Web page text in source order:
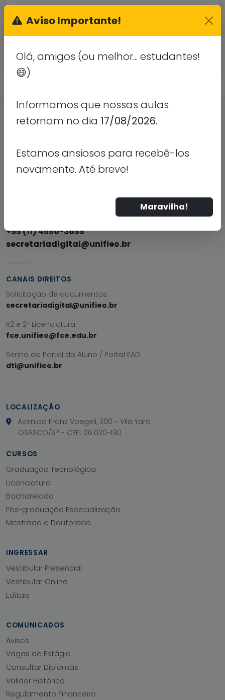
ENVIAR SOLICITAÇÃO
privacidade.
SIGA A GENTE
De segunda a sexta-feira, das 10h às 21h
+55 (11) 4550-3655
secretariadigital@unifieo.br
CANAIS DIREITOS
Solicitação de documentos:
secretariadigital@unifieo.br
R2 e 2ª Licenciatura:
fce.unifieo@fce.edu.br
Senha do Portal do Aluno / Portal EAD:
dti@unifieo.br
LOCALIZAÇÃO
Avenida Franz Voegeli, 300 - Vila Yara
OSASCO/SP - CEP: 06.020-190
CURSOS
Graduação Tecnológica
Licenciatura
Bacharelado
Pós-graduação Especialização
Mestrado e Doutorado
INGRESSAR
Vestibular Presencial
Vestibular Online
Editais
COMUNICADOS
Avisos
Vagas de Estágio
Consultar Diplomas
Validar Histórico
Regulamento Financeiro
Aviso Importante!
Olá, amigos (ou melhor... estudantes!
😄)
Informamos que nossas aulas
retornam no dia 17/08/2026.
Estamos ansiosos para recebê-los
novamente. Até breve!
Maravilha!